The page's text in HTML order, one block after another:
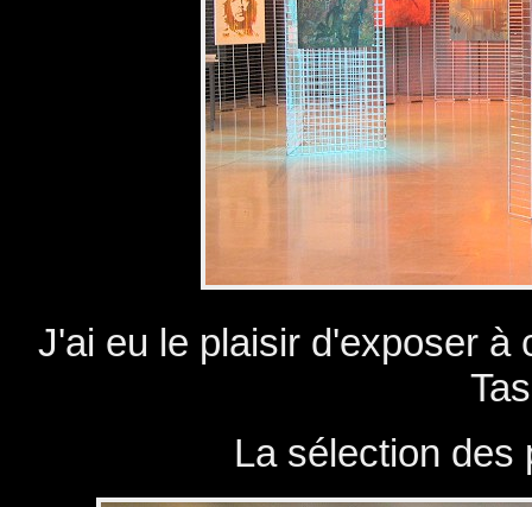
J'ai eu le plaisir d'exposer à
La sélection des